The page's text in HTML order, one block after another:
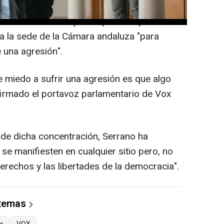
pasillos del Parlamento, Serrano ha
concentración y ha explicado que ha
sede de la Cámara andaluza "para
agresión".
miedo a sufrir una agresión es que algo
el portavoz parlamentario de Vox
dicha concentración, Serrano ha
manifiesten en cualquier sitio pero, no
y las libertades de la democracia".